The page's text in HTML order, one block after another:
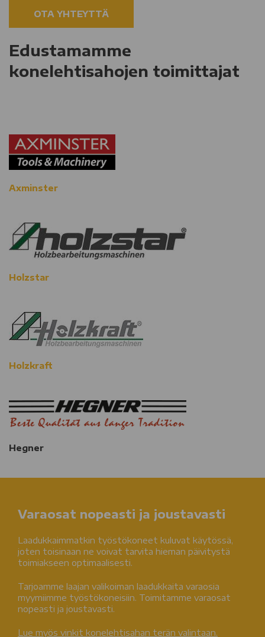
OTA YHTEYTTÄ
Edustamamme
konelehtisahojen toimittajat
Axminster
Holzstar
Holzkraft
Hegner
Varaosat nopeasti ja joustavasti
Laadukkaimmatkin työstökoneet kuluvat käytössä,
joten toisinaan ne voivat tarvita hieman päivitystä
toimiakseen optimaalisesti.
Tarjoamme laajan valikoiman laadukkaita varaosia
myymiimme työstökoneisiin. Toimitamme varaosat
nopeasti ja joustavasti.
Lue myös vinkit konelehtisahan terän valintaan.